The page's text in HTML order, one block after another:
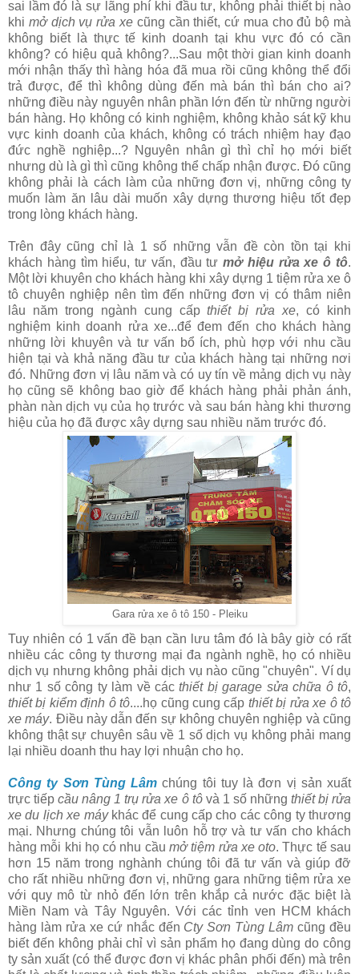
sai lầm đó là sự lãng phí khi đầu tư, không phải thiết bị nào
khi mở dịch vụ rửa xecũng cần thiết, cứ mua cho đủ bộ mà
không biết là thực tế kinh doanh tại khu vực đó có cần
không? có hiệu quả không?...Sau một thời gian kinh doanh
mới nhận thấy thì hàng hóa đã mua rồi cũng không thể đổi
trả được, để thì không dùng đến mà bán thì bán cho ai?
những điều này nguyên nhân phần lớn đến từ những người
bán hàng. Họ không có kinh nghiệm, không khảo sát kỹ khu
vực kinh doanh của khách, không có trách nhiệm hay đạo
đức nghề nghiệp...? Nguyên nhân gì thì chỉ họ mới biết
nhưng dù là gì thì cũng không thể chấp nhận được. Đó cũng
không phải là cách làm của những đơn vị, những công ty
muốn làm ăn lâu dài muốn xây dựng thương hiệu tốt đẹp
trong lòng khách hàng.
Trên đây cũng chỉ là 1 số những vẫn đề còn tồn tại khi
khách hàng tìm hiểu, tư vấn, đầu tưmở hiệu rửa xe ô tô.
Một lời khuyên cho khách hàng khi xây dựng 1 tiệm rửa xe ô
tô chuyên nghiệp nên tìm đến những đơn vị có thâm niên
lâu năm trong ngành cung cấpthiết bị rửa xe, có kinh
nghiệm kinh doanh rửa xe...để đem đến cho khách hàng
những lời khuyên và tư vấn bổ ích, phù hợp với nhu cầu
hiện tại và khả năng đầu tư của khách hàng tại những nơi
đó. Những đơn vị lâu năm và có uy tín về mảng dịch vụ này
họ cũng sẽ không bao giờ để khách hàng phải phản ánh,
phàn nàn dịch vụ của họ trước và sau bán hàng khi thương
hiệu của họ đã được xây dựng sau nhiều năm trước đó.
Gara rửa xe ô tô 150 - Pleiku
Tuy nhiên có 1 vấn đề bạn cần lưu tâm đó là bây giờ có rất
nhiều các công ty thương mại đa ngành nghề, họ có nhiều
dịch vụ nhưng không phải dịch vụ nào cũng "chuyên". Ví dụ
như 1 số công ty làm về cácthiết bị garage sửa chữa ô tô,
thiết bị kiểm định ô tô....họ cũng cung cấp thiết bị rửa xe ô tô
xe máy. Điều này dẫn đến sự không chuyên nghiệp và cũng
không thật sự chuyên sâu về 1 số dịch vụ không phải mang
lại nhiều doanh thu hay lợi nhuận cho họ.
Công ty Sơn Tùng Lâm chúng tôi tuy là đơn vị sản xuất
trực tiếpcầu nâng 1 trụ rửa xe ô tôvà 1 số những thiết bị rửa
xe du lịch xe máykhác để cung cấp cho các công ty thương
mại. Nhưng chúng tôi vẫn luôn hỗ trợ và tư vấn cho khách
hàng mỗi khi họ có nhu cầu mở tiệm rửa xe oto. Thực tế sau
hơn 15 năm trong nghành chúng tôi đã tư vấn và giúp đỡ
cho rất nhiều những đơn vị, những gara những tiệm rửa xe
với quy mô từ nhỏ đến lớn trên khắp cả nước đặc biệt là
Miền Nam và Tây Nguyên. Với các tỉnh ven HCM khách
hàng làm rửa xe cứ nhắc đến Cty Sơn Tùng Lâm cũng đều
biết đến không phải chỉ vì sản phẩm họ đang dùng do công
ty sản xuất (có thể được đơn vị khác phân phối đến) mà trên